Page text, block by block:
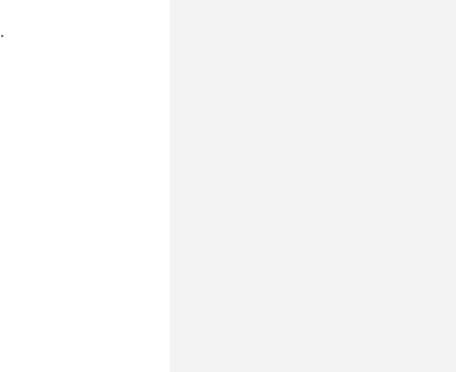
.